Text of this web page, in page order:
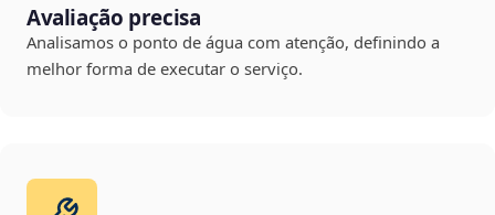
Avaliação precisa
Analisamos o ponto de água com atenção, definindo a
melhor forma de executar o serviço.